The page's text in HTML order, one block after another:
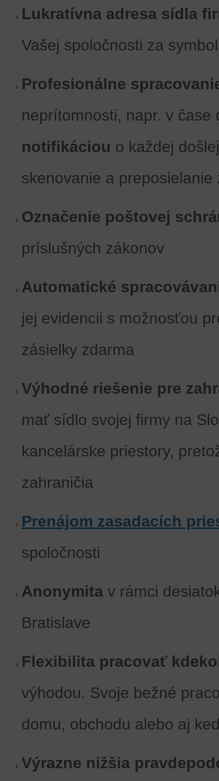
Lukratívna adresa sídla
Vašej spoločnosti za
Profesionálne
neprítomnosti, napr. v čase
notifikáciou o každej
skenovanie a preposielanie
Označenie poštovej
príslušných zákonov
Automatické
jej evidencii s možnosťou
zásielky zdarma
Výhodné riešenie pre
mať sídlo svojej firmy na
kancelárske priestory,
zahraničia
Prenájom zasadacích
spoločnosti
Anonymita v rámci
Bratislave
Flexibilita pracovať
výhodou. Svoje bežné
domu, obchodu alebo aj
Výrazne nižšia